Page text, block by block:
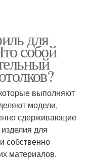
для
собой
выполняют
модели,
сдерживающие
для
собственно
материалов.